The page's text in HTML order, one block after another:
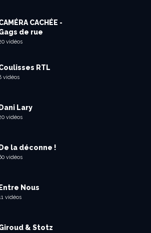
CACHÉE -
de rue
vidéos
RTL
vidéos
Lary
vidéos
la déconne !
vidéos
Nous
vidéos
& Stotz